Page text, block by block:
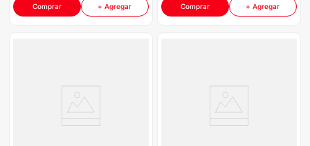
Comprar + Agregar Comprar + Agregar